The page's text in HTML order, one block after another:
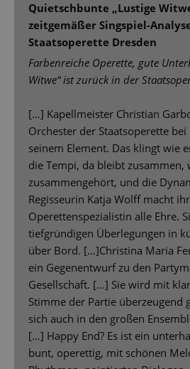
Quietschbunte „Lustige
zeitgemäßer Singspiel-
Staatsoperette Dresden
Farbenreiche Operette, gute
Witwe“ ist zurück in der
[…] Kapellmeister Christian
Orchester der Staatsoperette bei
seinem Element. Das klingt wie
die Tempi, da bleibt zusammen,
zusammengehört, und die
Regisseurin Katja Wolff macht
Operettenspezialistin alle Ehre.
tiefgründigen Überlegungen in
über Bord. […]Christina Maria
ein Gegenentwurf zu den
Gesellschaft. […] Sie wird mit
Stimme der Partie überzeugend
sich auch in den großen
[…] Happy End? Es ist ein
bunt, operettig, mit schönen